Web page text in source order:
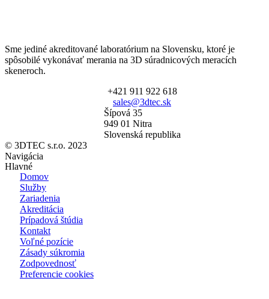
Sme jediné akreditované laboratórium na Slovensku, ktoré je
spôsobilé vykonávať merania na 3D súradnicových meracích
skeneroch.
+421 911 922 618
sales@3dtec.sk
Šípová 35
949 01 Nitra
Slovenská republika
© 3DTEC s.r.o. 2023
Navigácia
Hlavné
Domov
Služby
Zariadenia
Akreditácia
Prípadová štúdia
Kontakt
Voľné pozície
Zásady súkromia
Zodpovednosť
Preferencie cookies